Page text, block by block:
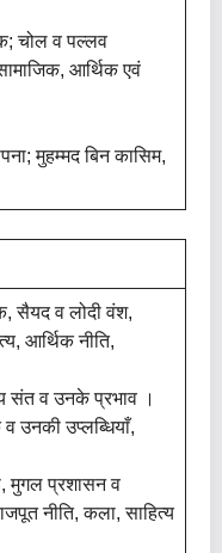
चोल व पल्लव
आर्थिक एवं
मुहम्मद बिन कासिम,
सैयद व लोदी वंश,
आर्थिक नीति,
संत व उनके प्रभाव ।
उनकी उप्लब्धियाँ,
मुगल प्रशासन व
नीति, कला, साहित्य